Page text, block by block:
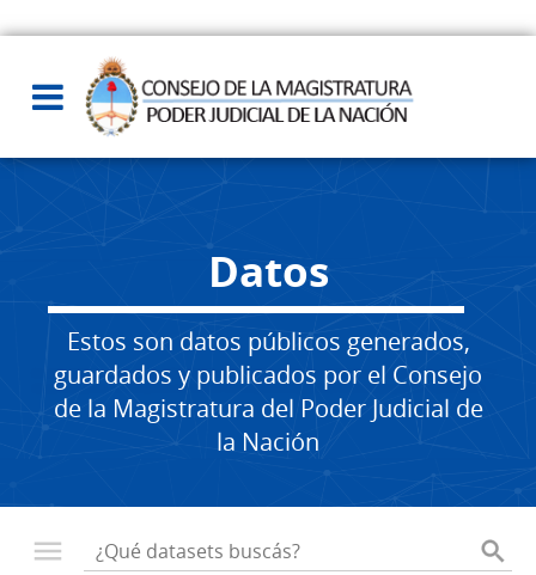
Datos
Estos son datos públicos generados,
guardados y publicados por el Consejo
de la Magistratura del Poder Judicial de
la Nación